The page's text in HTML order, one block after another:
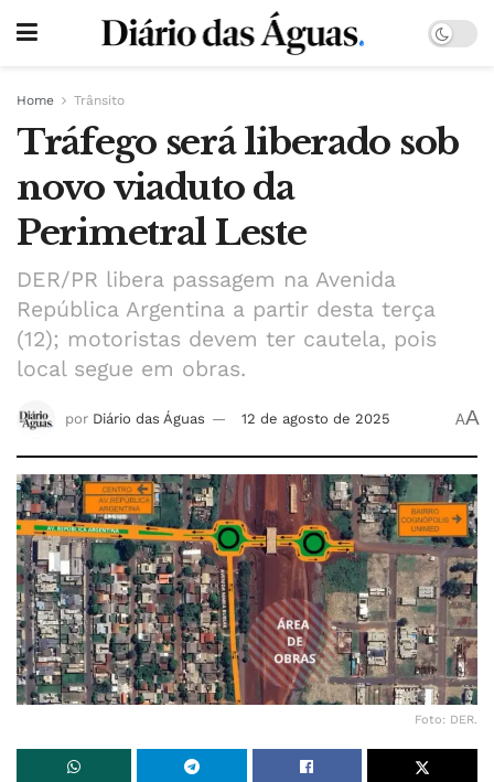
Home Trânsito
Tráfego será liberado sob
novo viaduto da
Perimetral Leste
DER/PR libera passagem na Avenida
República Argentina a partir desta terça
(12); motoristas devem ter cautela, pois
local segue em obras.
por Diário das Águas 12 de agosto de 2025 AA
Foto: DER.